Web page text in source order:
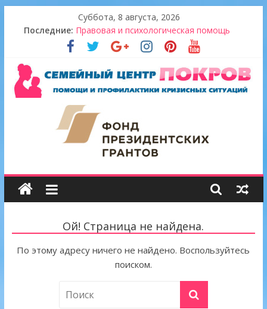
Суббота, 8 августа, 2026
Последние: Правовая и психологическая помощь
Итоги проекта 2022
В гостях у ДПЦ «Сретение»
Новогодний десант «Территории добра»
Золотой урожай
Семейный
центр
"Покров"
Ой! Страница не найдена.
По этому адресу ничего не найдено. Воспользуйтесь
поиском.